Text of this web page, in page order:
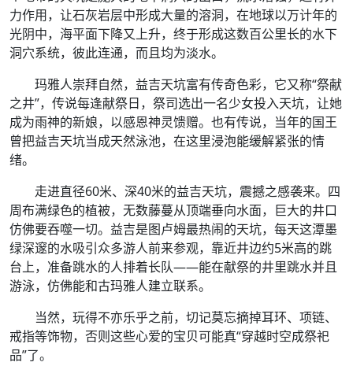
力作用，让石灰岩层中形成大量的溶洞，在地球以万计年的
光阴中，海平面下降又上升，终于形成这数百公里长的水下
洞穴系统，彼此连通，而且均为淡水。
玛雅人崇拜自然，益吉天坑富有传奇色彩，它又称“祭献
之井”，传说每逢献祭日，祭司选出一名少女投入天坑，让她
成为雨神的新娘，以感恩神灵馈赠。也有传说，当年的国王
曾把益吉天坑当成天然泳池，在这里浸泡能缓解紧张的情
绪。
走进直径60米、深40米的益吉天坑，震撼之感袭来。四
周布满绿色的植被，无数藤蔓从顶端垂向水面，巨大的井口
仿佛要吞噬一切。益吉是图卢姆最热闹的天坑，每天这潭墨
绿深邃的水吸引众多游人前来参观，靠近井边约5米高的跳
台上，准备跳水的人排着长队——能在献祭的井里跳水并且
游泳，仿佛能和古玛雅人建立联系。
当然，玩得不亦乐乎之前，切记莫忘摘掉耳环、项链、
戒指等饰物，否则这些心爱的宝贝可能真“穿越时空成祭祀
品”了。